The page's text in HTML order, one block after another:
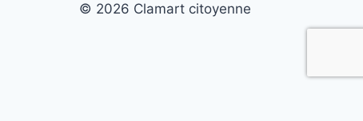
© 2026 Clamart citoyenne